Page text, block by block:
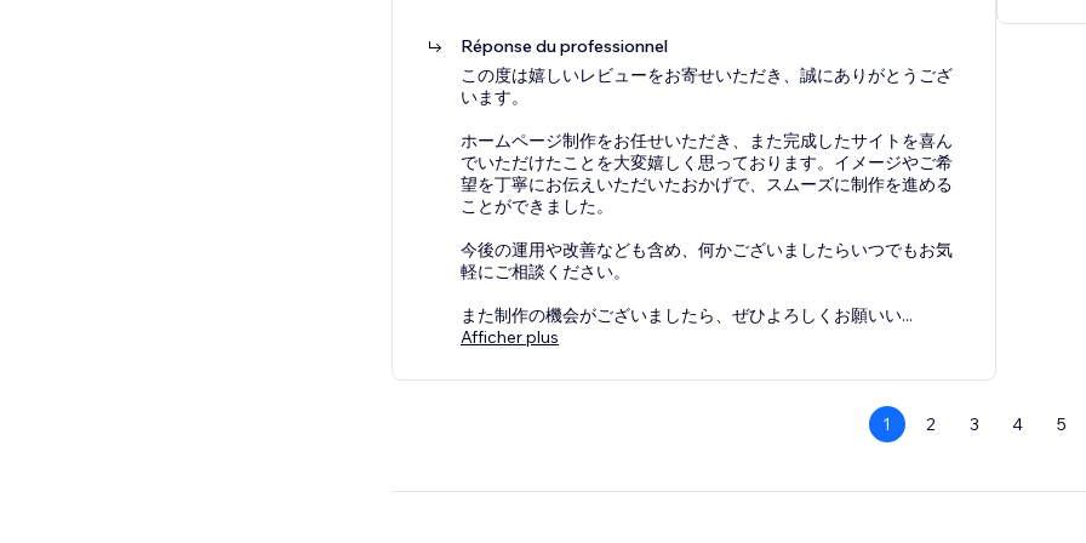
Réponse du professionnel
この度は嬉しいレビューをお寄せいただき、誠にありがとうござ
います。
ホームページ制作をお任せいただき、また完成したサイトを喜ん
でいただけたことを大変嬉しく思っております。イメージやご希
望を丁寧にお伝えいただいたおかげで、スムーズに制作を進める
ことができました。
今後の運用や改善なども含め、何かございましたらいつでもお気
軽にご相談ください。
また制作の機会がございましたら、ぜひよろしくお願いい...
Afficher plus
1 2 3 4 5